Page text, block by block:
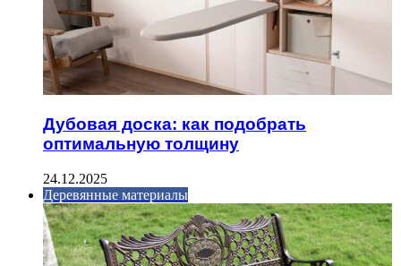
Дубовая доска: как подобрать
оптимальную толщину
24.12.2025
Деревянные материалы